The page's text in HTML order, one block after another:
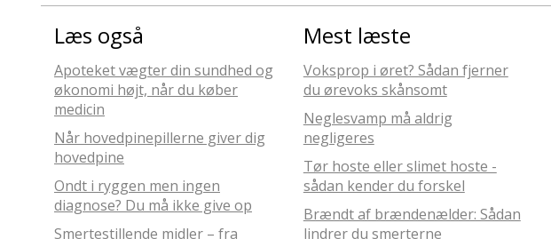
Læs også
Apoteket vægter din sundhed og
økonomi højt, når du køber
medicin
Når hovedpinepillerne giver dig
hovedpine
Ondt i ryggen men ingen
diagnose? Du må ikke give op
Smertestillende midler – fra
Mest læste
Voksprop i øret? Sådan fjerner
du ørevoks skånsomt
Neglesvamp må aldrig
negligeres
Tør hoste eller slimet hoste -
sådan kender du forskel
Brændt af brændenælder: Sådan
lindrer du smerterne